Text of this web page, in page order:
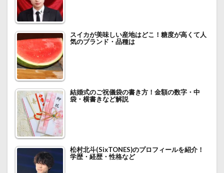
スイカが美味しい産地はどこ！糖度が高くて人
気のブランド・品種は
結婚式のご祝儀袋の書き方！金額の数字・中
袋・横書きなど解説
松村北斗(SixTONES)のプロフィールを紹介！
学歴・経歴・性格など